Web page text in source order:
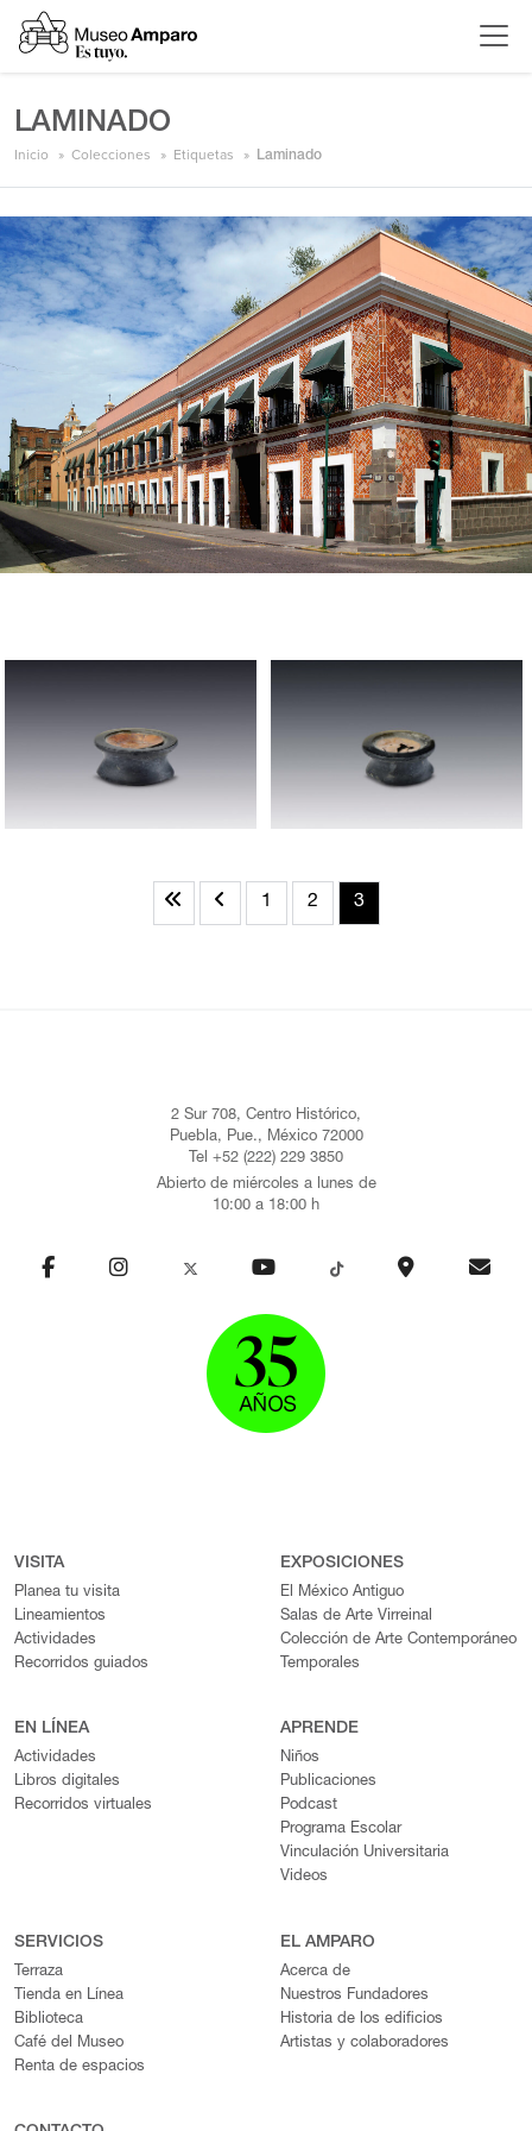
LAMINADO
Inicio Colecciones Etiquetas Laminado
1 2 3
2 Sur 708, Centro Histórico,
Puebla, Pue., México 72000
Tel +52 (222) 229 3850
Abierto de miércoles a lunes de
10:00 a 18:00 h
VISITA
Planea tu visita
Lineamientos
Actividades
Recorridos guiados
EXPOSICIONES
El México Antiguo
Salas de Arte Virreinal
Colección de Arte Contemporáneo
Temporales
EN LÍNEA
Actividades
Libros digitales
Recorridos virtuales
APRENDE
Niños
Publicaciones
Podcast
Programa Escolar
Vinculación Universitaria
Videos
SERVICIOS
Terraza
Tienda en Línea
Biblioteca
Café del Museo
Renta de espacios
EL AMPARO
Acerca de
Nuestros Fundadores
Historia de los edificios
Artistas y colaboradores